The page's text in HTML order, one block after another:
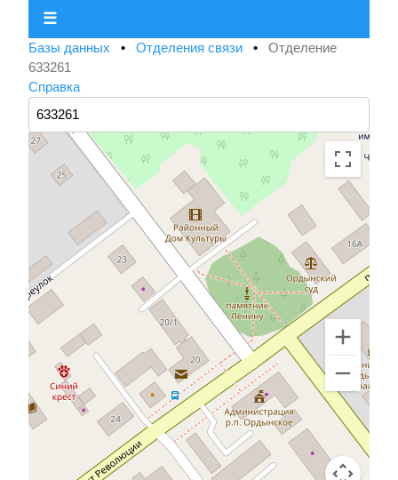
☰
Базы данных • Отделения связи • Отделение
633261
Справка